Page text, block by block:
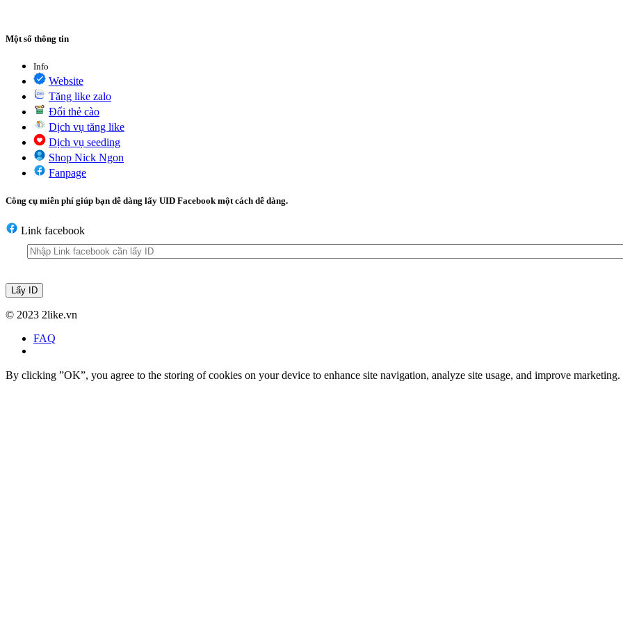
Một số thông tin
Info
Website
Tăng like zalo
Đổi thẻ cào
Dịch vụ tăng like
Dịch vụ seeding
Shop Nick Ngon
Fanpage
Công cụ miễn phí giúp bạn dễ dàng lấy UID Facebook một cách dễ dàng.
Link facebook
Lấy ID
© 2023 2like.vn
FAQ
By clicking ”OK”, you agree to the storing of cookies on your device to enhance site navigation, analyze site usage, and improve marketing.